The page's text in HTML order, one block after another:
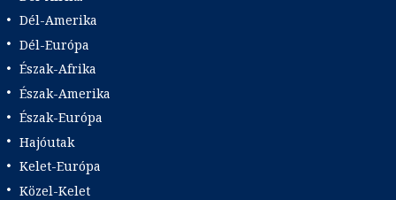
Dél-Amerika
Dél-Európa
Észak-Afrika
Észak-Amerika
Észak-Európa
Hajóutak
Kelet-Európa
Közel-Kelet